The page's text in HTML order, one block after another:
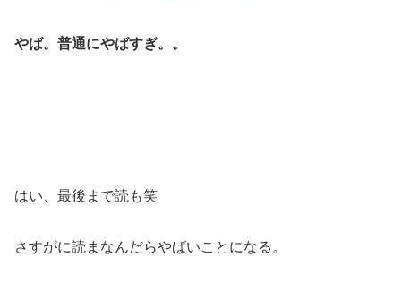
やば。普通にやばすぎ。。
はい、最後まで読も笑
さすがに読まなんだらやばいことになる。